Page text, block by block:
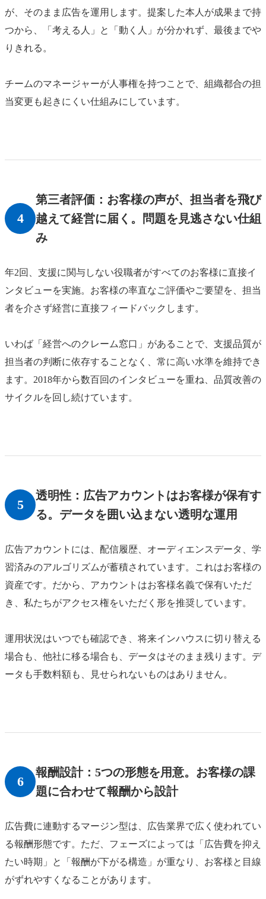
が、そのまま広告を運用します。提案した本人が成果まで持
つから、「考える人」と「動く人」が分かれず、最後までや
りきれる。
チームのマネージャーが人事権を持つことで、組織都合の担
当変更も起きにくい仕組みにしています。
4
第三者評価：お客様の声が、担当者を飛び
越えて経営に届く。問題を見逃さない仕組
み
年2回、支援に関与しない役職者がすべてのお客様に直接イ
ンタビューを実施。お客様の率直なご評価やご要望を、担当
者を介さず経営に直接フィードバックします。
いわば「経営へのクレーム窓口」があることで、支援品質が
担当者の判断に依存することなく、常に高い水準を維持でき
ます。2018年から数百回のインタビューを重ね、品質改善の
サイクルを回し続けています。
5
透明性：広告アカウントはお客様が保有す
る。データを囲い込まない透明な運用
広告アカウントには、配信履歴、オーディエンスデータ、学
習済みのアルゴリズムが蓄積されています。これはお客様の
資産です。だから、アカウントはお客様名義で保有いただ
き、私たちがアクセス権をいただく形を推奨しています。
運用状況はいつでも確認でき、将来インハウスに切り替える
場合も、他社に移る場合も、データはそのまま残ります。デ
ータも手数料額も、見せられないものはありません。
6
報酬設計：5つの形態を用意。お客様の課
題に合わせて報酬から設計
広告費に連動するマージン型は、広告業界で広く使われてい
る報酬形態です。ただ、フェーズによっては「広告費を抑え
たい時期」と「報酬が下がる構造」が重なり、お客様と目線
がずれやすくなることがあります。